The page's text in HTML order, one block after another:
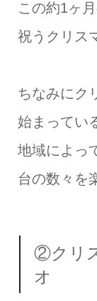
この約1ヶ
祝うクリス
ちなみにク
始まってい
地域によっ
台の数々を
②クリ
オ